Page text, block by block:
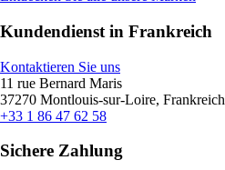
Kundendienst in Frankreich
Kontaktieren Sie uns
11 rue Bernard Maris
37270 Montlouis-sur-Loire, Frankreich
+33 1 86 47 62 58
Sichere Zahlung